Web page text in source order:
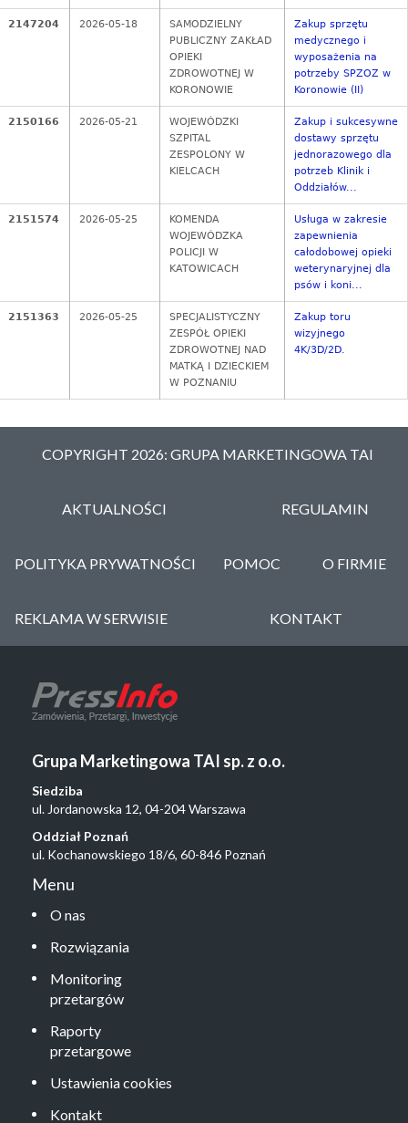
2147204 2026-05-18
SAMODZIELNY
PUBLICZNY ZAKŁAD
OPIEKI
ZDROWOTNEJ W
KORONOWIE
Zakup sprzętu
medycznego i
wyposażenia na
potrzeby SPZOZ w
Koronowie (II)
2150166 2026-05-21
WOJEWÓDZKI
SZPITAL
ZESPOLONY W
KIELCACH
Zakup i sukcesywne
dostawy sprzętu
jednorazowego dla
potrzeb Klinik i
Oddziałów...
2151574 2026-05-25
KOMENDA
WOJEWÓDZKA
POLICJI W
KATOWICACH
Usługa w zakresie
zapewnienia
całodobowej opieki
weterynaryjnej dla
psów i koni...
2151363 2026-05-25
SPECJALISTYCZNY
ZESPÓŁ OPIEKI
ZDROWOTNEJ NAD
MATKĄ I DZIECKIEM
W POZNANIU
Zakup toru
wizyjnego
4K/3D/2D.
COPYRIGHT 2026: GRUPA MARKETINGOWA TAI
AKTUALNOŚCI REGULAMIN
POLITYKA PRYWATNOŚCI POMOC O FIRMIE
REKLAMA W SERWISIE KONTAKT
Grupa Marketingowa TAI sp. z o.o.
Siedziba
ul. Jordanowska 12, 04-204 Warszawa
Oddział Poznań
ul. Kochanowskiego 18/6, 60-846 Poznań
Menu
O nas
Rozwiązania
Monitoring
przetargów
Raporty
przetargowe
Ustawienia cookies
Kontakt